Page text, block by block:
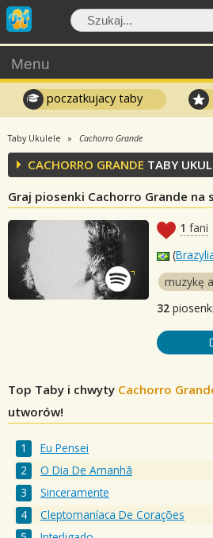
Menu
poczatkujacy taby
Taby Ukulele Cachorro Grande
CACHORRO GRANDE TABY
Graj piosenki Cachorro Grande na
1 fani
(
muzykę
32
Top Taby i chwyty Cachorro
utworów!
Eu Pensei
O Dia De Amanhã
Sinceramente
Cleptomaníaca De Corações